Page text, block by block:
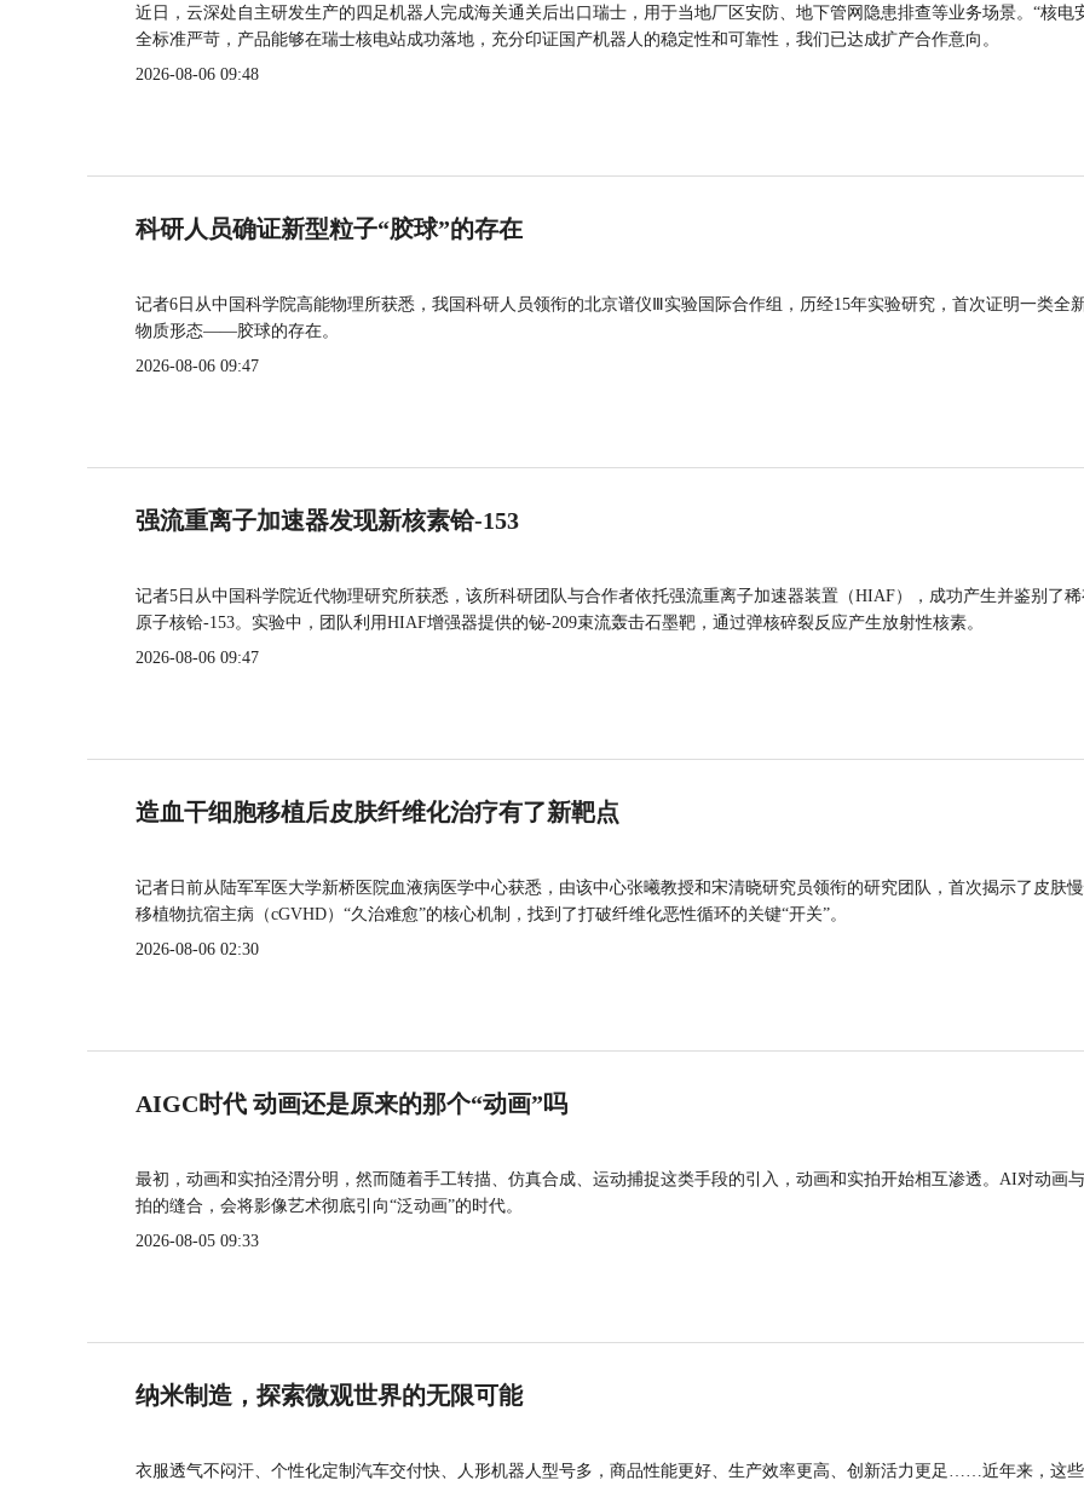
近日，云深处自主研发生产的四足机器人完成海关通关后出口瑞士，用于当地厂区安防、地下管网隐患排查等业务场景。“核电
全标准严苛，产品能够在瑞士核电站成功落地，充分印证国产机器人的稳定性和可靠性，我们已达成扩产合作意向。
2026-08-06 09:48
科研人员确证新型粒子“胶球”的存在
记者6日从中国科学院高能物理所获悉，我国科研人员领衔的北京谱仪Ⅲ实验国际合作组，历经15年实验研究，首次证明一类全
物质形态——胶球的存在。
2026-08-06 09:47
强流重离子加速器发现新核素铪-153
记者5日从中国科学院近代物理研究所获悉，该所科研团队与合作者依托强流重离子加速器装置（HIAF），成功产生并鉴别了
原子核铪-153。实验中，团队利用HIAF增强器提供的铋-209束流轰击石墨靶，通过弹核碎裂反应产生放射性核素。
2026-08-06 09:47
造血干细胞移植后皮肤纤维化治疗有了新靶点
记者日前从陆军军医大学新桥医院血液病医学中心获悉，由该中心张曦教授和宋清晓研究员领衔的研究团队，首次揭示了皮肤
移植物抗宿主病（cGVHD）“久治难愈”的核心机制，找到了打破纤维化恶性循环的关键“开关”。
2026-08-06 02:30
AIGC时代 动画还是原来的那个“动画”吗
最初，动画和实拍泾渭分明，然而随着手工转描、仿真合成、运动捕捉这类手段的引入，动画和实拍开始相互渗透。AI对动画
拍的缝合，会将影像艺术彻底引向“泛动画”的时代。
2026-08-05 09:33
纳米制造，探索微观世界的无限可能
衣服透气不闷汗、个性化定制汽车交付快、人形机器人型号多，商品性能更好、生产效率更高、创新活力更足……近年来，这